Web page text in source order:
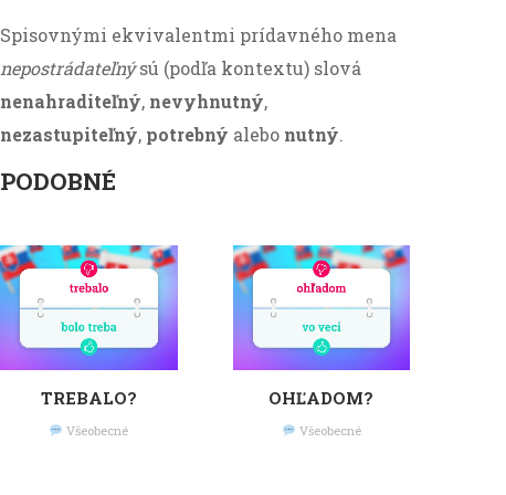
Spisovnými ekvivalentmi prídavného mena
nepostrádateľnýsú (podľa kontextu) slová
nenahraditeľný, nevyhnutný,
nezastupiteľný, potrebný alebo nutný.
PODOBNÉ
TREBALO?
Všeobecné
OHĽADOM?
Všeobecné